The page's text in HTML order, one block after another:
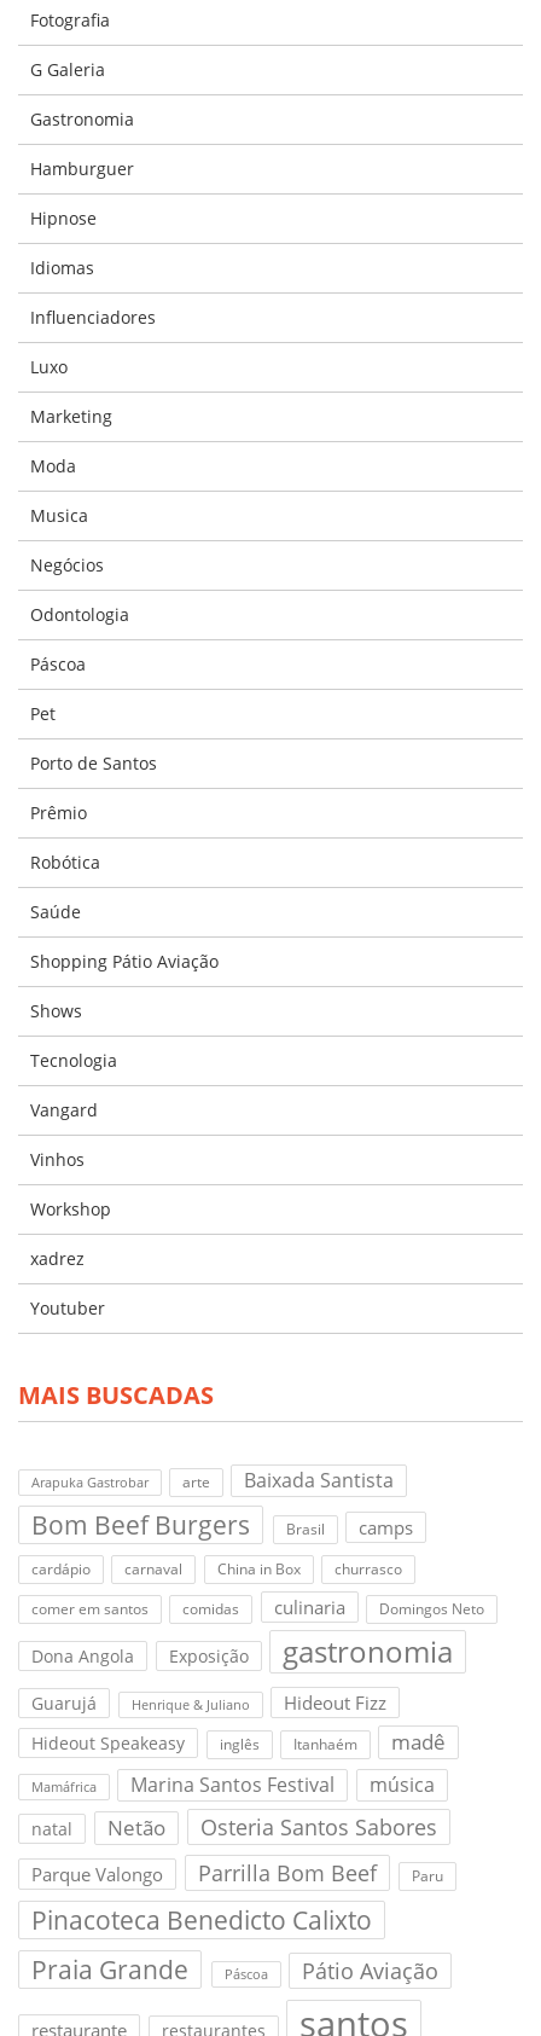
Fotografia
G Galeria
Gastronomia
Hamburguer
Hipnose
Idiomas
Influenciadores
Luxo
Marketing
Moda
Musica
Negócios
Odontologia
Páscoa
Pet
Porto de Santos
Prêmio
Robótica
Saúde
Shopping Pátio Aviação
Shows
Tecnologia
Vangard
Vinhos
Workshop
xadrez
Youtuber
MAIS BUSCADAS
Arapuka Gastrobar arte Baixada Santista
Bom Beef Burgers Brasil camps
cardápio carnaval China in Box
churrasco
comer em santos
comidas culinaria Domingos Neto
Dona Angola Exposição gastronomia
Guarujá Henrique & Juliano Hideout Fizz
Hideout Speakeasy inglês Itanhaém madê
Mamáfrica Marina Santos Festival música
natal Netão Osteria Santos Sabores
Parque Valongo Parrilla Bom Beef Paru
Pinacoteca Benedicto Calixto
Praia Grande
Páscoa Pátio Aviação
restaurante restaurantes santos